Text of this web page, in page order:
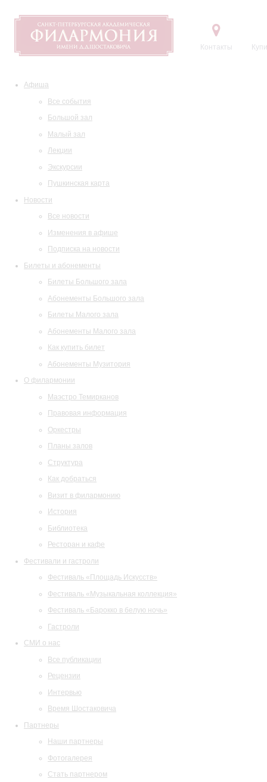
Контакты
Афиша
Все события
Большой зал
Малый зал
Лекции
Экскурсии
Пушкинская карта
Новости
Все новости
Изменения в афише
Подписка на новости
Билеты и абонементы
Билеты Большого зала
Абонементы Большого зала
Билеты Малого зала
Абонементы Малого зала
Как купить билет
Абонементы Музитория
О филармонии
Маэстро Темирканов
Правовая информация
Оркестры
Планы залов
Структура
Как добраться
Визит в филармонию
История
Библиотека
Ресторан и кафе
Фестивали и гастроли
Фестиваль «Площадь Искусств»
Фестиваль «Музыкальная коллекция»
Фестиваль «Барокко в белую ночь»
Гастроли
СМИ о нас
Все публикации
Рецензии
Интервью
Время Шостаковича
Партнеры
Наши партнеры
Фотогалерея
Стать партнером